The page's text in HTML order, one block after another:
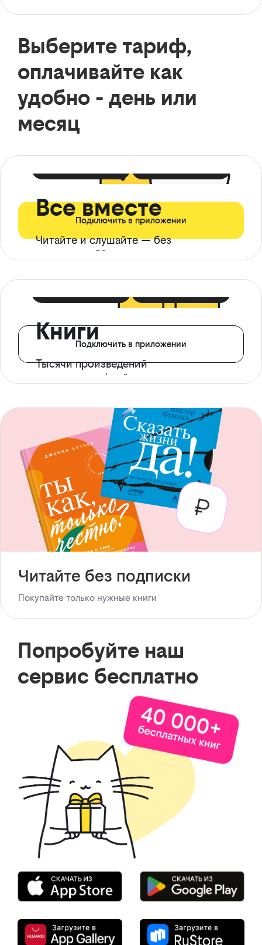
Выберите тариф,
оплачивайте как
удобно - день или
месяц
Все вместе
Читайте и слушайте — без
ограничений*
Подключить в приложении
Книги
Тысячи произведений
с доступом офлайн
Подключить в приложении
Читайте без подписки
Покупайте только нужные книги
Попробуйте наш
сервис бесплатно